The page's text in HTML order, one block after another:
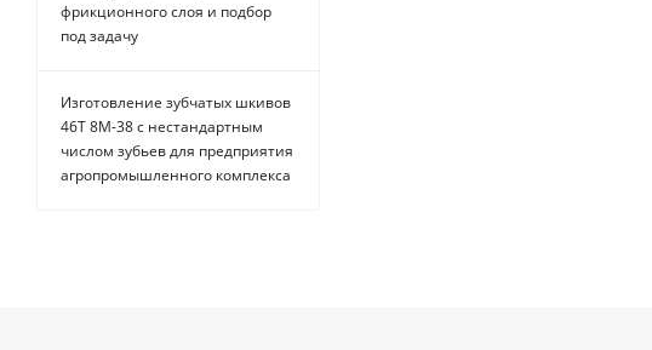
фрикционного слоя и подбор
под задачу
Изготовление зубчатых шкивов
46Т 8М-38 с нестандартным
числом зубьев для предприятия
агропромышленного комплекса